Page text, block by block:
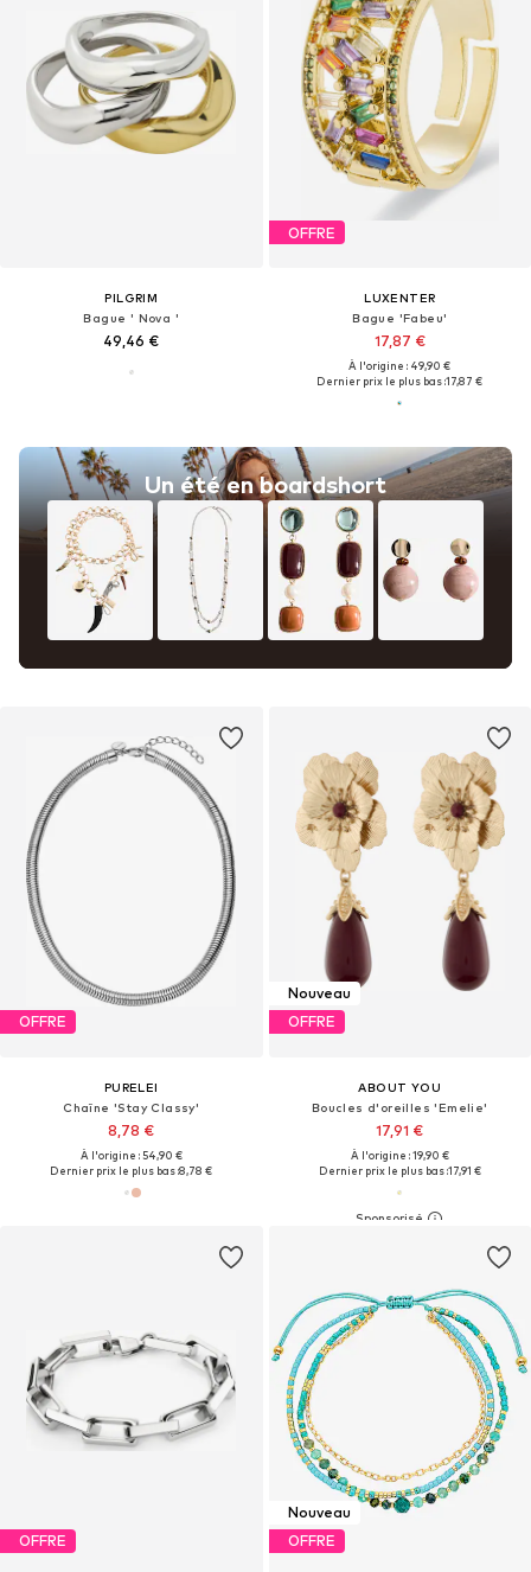
PILGRIM
Bague ' Nova '
49,46 €
Un été en boardshort
OFFRE
LUXENTER
Bague 'Fabeu'
17,87 €
À l'origine : 49,90 €
Dernier prix le plus bas :17,87 €
OFFRE
PURELEI
Chaîne 'Stay Classy'
8,78 €
À l'origine : 54,90 €
Dernier prix le plus bas :8,78 €
Nouveau
OFFRE
ABOUT YOU
Boucles d'oreilles 'Emelie'
17,91 €
À l'origine : 19,90 €
Dernier prix le plus bas :17,91 €
OFFRE
Nouveau
OFFRE